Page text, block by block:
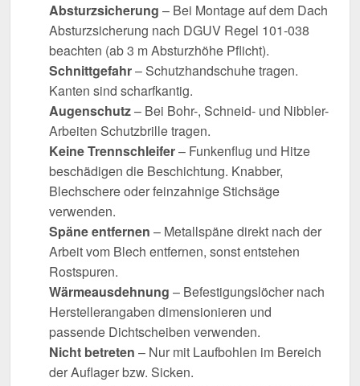
Absturzsicherung – Bei Montage auf dem Dach
Absturzsicherung nach DGUV Regel 101-038
beachten (ab 3 m Absturzhöhe Pflicht).
Schnittgefahr– Schutzhandschuhe tragen.
Kanten sind scharfkantig.
Augenschutz– Bei Bohr-, Schneid- und Nibbler-
Arbeiten Schutzbrille tragen.
Keine Trennschleifer– Funkenflug und Hitze
beschädigen die Beschichtung. Knabber,
Blechschere oder feinzahnige Stichsäge
verwenden.
Späne entfernen – Metallspäne direkt nach der
Arbeit vom Blech entfernen, sonst entstehen
Rostspuren.
Wärmeausdehnung – Befestigungslöcher nach
Herstellerangaben dimensionieren und
passende Dichtscheiben verwenden.
Nicht betreten – Nur mit Laufbohlen im Bereich
der Auflager bzw. Sicken.